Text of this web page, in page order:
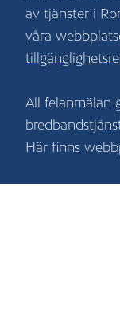
av tjänster i
våra
All felanmälan
Här finns